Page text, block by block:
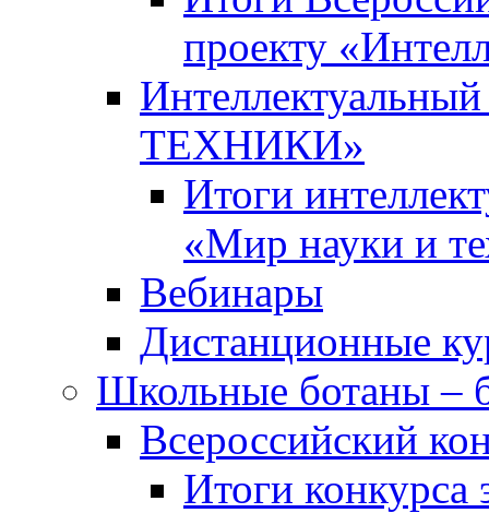
проекту
ТЕХНИКИ»
Итоги
«Мир науки и
Вебинары
Дистанционные
Школьные ботаны –
Всероссийский
Итоги